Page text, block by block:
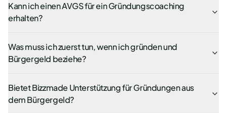
Kann ich einen AVGS für ein Gründungscoaching
erhalten?
Was muss ich zuerst tun, wenn ich gründen und
Bürgergeld beziehe?
Bietet Bizzmade Unterstützung für Gründungen aus
dem Bürgergeld?